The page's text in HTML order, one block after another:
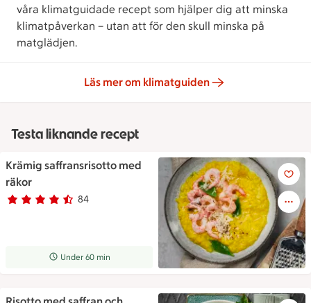
våra klimatguidade recept som hjälper dig att minska
klimatpåverkan – utan att för den skull minska på
matglädjen.
Läs mer om klimatguiden
Testa liknande recept
Krämig saffransrisotto med
räkor
Betyg 4.4 av 5. 84
84 personer har röstat
Receptet tar Under 60 min att tillaga
Under 60 min
Härligt gul risotto upplagd